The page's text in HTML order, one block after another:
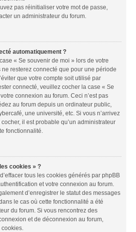
pas réinitialiser votre mot de passe,
un administrateur du forum.
automatiquement ?
« Se souvenir de moi » lors de votre
resterez connecté que pour une période
que votre compte soit utilisé par
connecté, veuillez cocher la case « Se
connexion au forum. Ceci n’est pas
au forum depuis un ordinateur public,
une université, etc. Si vous n’arrivez
il est probable qu’un administrateur
fonctionnalité.
cookies » ?
tous les cookies générés par phpBB
et votre connexion au forum.
d’enregistrer le statut des messages
le cas où cette fonctionnalité a été
du forum. Si vous rencontrez des
et de déconnexion au forum,